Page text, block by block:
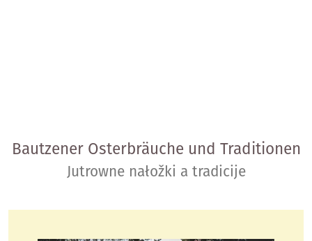
Bautzener Osterbräuche und Traditionen
Jutrowne nałožki a tradicije